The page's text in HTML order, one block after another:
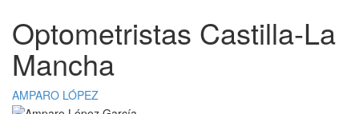
Optometristas Castilla-La
Mancha
AMPARO LÓPEZ